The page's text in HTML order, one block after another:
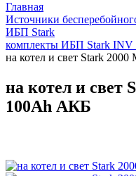
Главная
Источники
ИБП Stark
комплекты ИБП Stark
на котел и свет Stark
на котел и свет
100Ah АКБ